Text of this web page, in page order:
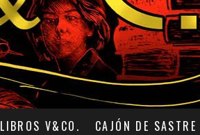
LIBROS V&CO. CAJÓN DE SASTRE